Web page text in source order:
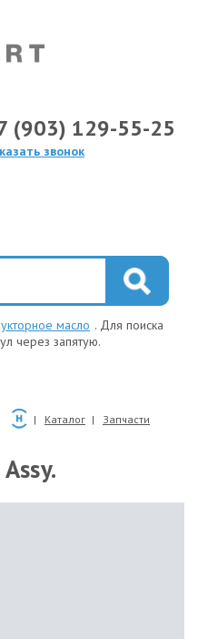
(903) 129-55-25
звонок
масло . Для поиска
через запятую.
Каталог Запчасти